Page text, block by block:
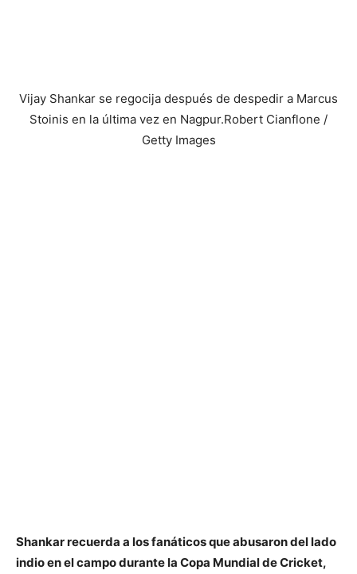
Vijay Shankar se regocija después de despedir a Marcus
Stoinis en la última vez en Nagpur.Robert Cianflone ​​/
Getty Images
Shankar recuerda a los fanáticos que abusaron del lado
indio en el campo durante la Copa Mundial de Cricket,